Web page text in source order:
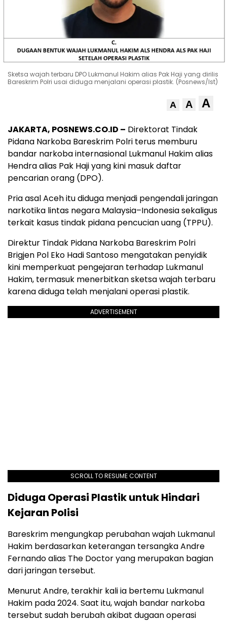
Sketsa wajah terbaru DPO Lukmanul Hakim alias Pak Haji yang dirilis
Bareskrim Polri usai diduga menjalani operasi plastik. (Posnews/Ist)
A A A
JAKARTA, POSNEWS.CO.ID – Direktorat Tindak
Pidana Narkoba Bareskrim Polri terus memburu
bandar narkoba internasional Lukmanul Hakim alias
Hendra alias Pak Haji yang kini masuk daftar
pencarian orang (DPO).
Pria asal Aceh itu diduga menjadi pengendali jaringan
narkotika lintas negara Malaysia–Indonesia sekaligus
terkait kasus tindak pidana pencucian uang (TPPU).
Direktur Tindak Pidana Narkoba Bareskrim Polri
Brigjen Pol Eko Hadi Santoso mengatakan penyidik
kini memperkuat pengejaran terhadap Lukmanul
Hakim, termasuk menerbitkan sketsa wajah terbaru
karena diduga telah menjalani operasi plastik.
ADVERTISEMENT
SCROLL TO RESUME CONTENT
Diduga Operasi Plastik untuk Hindari
Kejaran Polisi
Bareskrim mengungkap perubahan wajah Lukmanul
Hakim berdasarkan keterangan tersangka Andre
Fernando alias The Doctor yang merupakan bagian
dari jaringan tersebut.
Menurut Andre, terakhir kali ia bertemu Lukmanul
Hakim pada 2024. Saat itu, wajah bandar narkoba
tersebut sudah berubah akibat dugaan operasi